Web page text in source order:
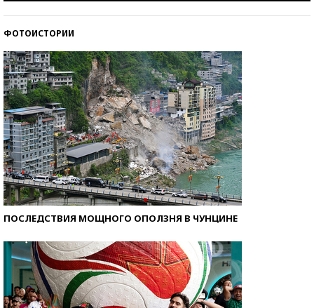
ФОТОИСТОРИИ
ПОСЛЕДСТВИЯ МОЩНОГО ОПОЛЗНЯ В ЧУНЦИНЕ